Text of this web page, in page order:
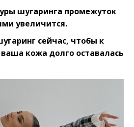
шугаринга промежуток
увеличится.⠀
сейчас, чтобы к
кожа долго оставалась